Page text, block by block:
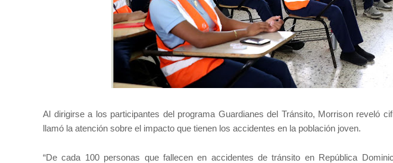
Al dirigirse a los participantes del programa Guardianes del Tránsito, Morrison reveló
llamó la atención sobre el impacto que tienen los accidentes en la población joven.
“De cada 100 personas que fallecen en accidentes de tránsito en República